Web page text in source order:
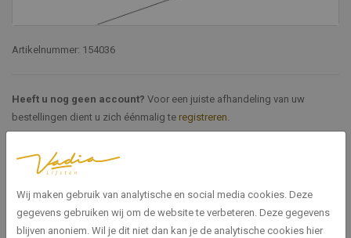
Artikelnummer: 154036
Heeft u nog geen account? Voor een juiste afhandeling van uw
bestellingen dient u zich éénmalig te registreren.
Specificaties
Artikelnummer 154036
Wij maken gebruik van analytische en social media cookies. Deze
gegevens gebruiken wij om de website te verbeteren. Deze gegevens
blijven anoniem. Wil je dit niet dan kan je de analytische cookies hier